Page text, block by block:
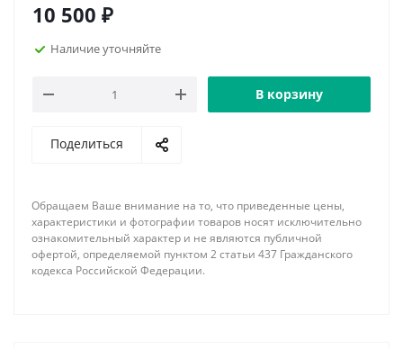
10 500 ₽
Наличие уточняйте
В корзину
Поделиться
Обращаем Ваше внимание на то, что приведенные цены,
характеристики и фотографии товаров носят исключительно
ознакомительный характер и не являются публичной
офертой, определяемой пунктом 2 статьи 437 Гражданского
кодекса Российской Федерации.